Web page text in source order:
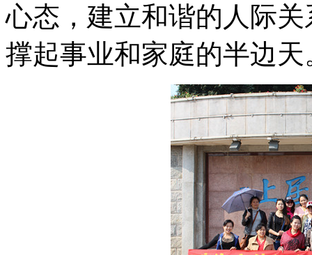
心态，建立和谐的人际
撑起事业和家庭的半边天